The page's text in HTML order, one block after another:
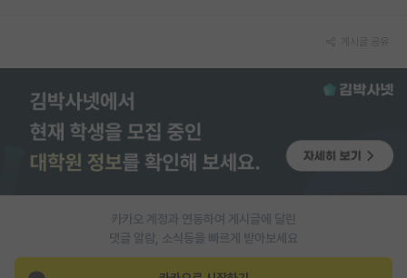
이벤트
반도체 아카데미
재팬라운지 🌸
카카오 계정과 연동하여 게시글에 달린
댓글 알람, 소식등을 빠르게 받아보세요